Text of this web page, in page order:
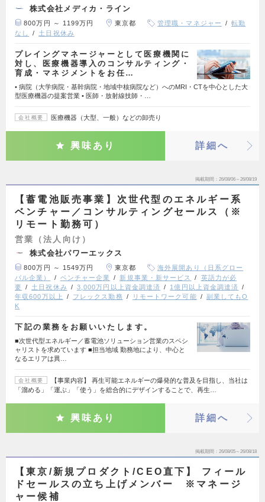
株式会社メディカ・ライン
800万円 ～ 1199万円 東京都 管理職・マネジャー
転勤
なし
土日祝休み
プレイングマネージャーとして医療機関に
対し、医療機器導入のコンサルティング・
育成・マネジメントをお任…
• 病院（大学病院・基幹病院・地域中核病院など）へのMRI・CTを中心とした大
型医療機器の提案営業 • 医師・放射線技師・…
会社概要 医療機器（大型、一般）などの卸売り
興味あり 詳細へ
掲載期間 26/08/06～26/08/19
【蓄電池販売事業】次世代型のエネルギー系
ベンチャー／コンサルティングセールス（※
リモート勤務可）
営業（法人向け）
株式会社パワーエックス
800万円 ～ 1549万円 東京都
海外展開あり（日系グロー
バル企業）
ベンチャー企業 新規事業・新サービス
英語力が必
要
土日祝休み 3,000万円以上資金調達済
1億円以上資金調達済
年収600万以上
フレックス勤務 リモートワーク可能
副業してもO
K
下記の業務をお願いいたします。
■次世代型エネルギー／蓄電池ソリューション営業のスペシ
ャリストを求めています ■担当地域 勤務地により、中心と
なるエリアは異…
会社概要
【事業内容】 再生可能エネルギーの爆発的な普及を目指し、当社は
「溜める」「運ぶ」「使う」を総合的にデザインすることで、再生…
興味あり 詳細へ
掲載期間 26/08/05～26/08/18
【東京/新規プロダクト/CEO直下】 フィール
ドセールスの立ち上げメンバー ※マネージ
ャー候補